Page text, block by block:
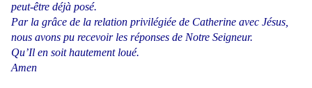
peut-être déjà posé.
Par la grâce de la relation privilégiée de Catherine avec Jésus,
nous avons pu recevoir les réponses de Notre Seigneur.
Qu’Il en soit hautement loué.
Amen